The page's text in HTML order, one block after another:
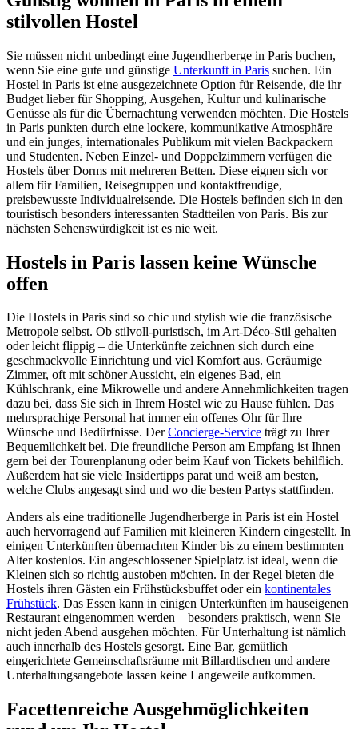
stilvollen Hostel
Sie müssen nicht unbedingt eine Jugendherberge in Paris buchen,
wenn Sie eine gute und günstige Unterkunft in Paris suchen. Ein
Hostel in Paris ist eine ausgezeichnete Option für Reisende, die ihr
Budget lieber für Shopping, Ausgehen, Kultur und kulinarische
Genüsse als für die Übernachtung verwenden möchten. Die Hostels
in Paris punkten durch eine lockere, kommunikative Atmosphäre
und ein junges, internationales Publikum mit vielen Backpackern
und Studenten. Neben Einzel- und Doppelzimmern verfügen die
Hostels über Dorms mit mehreren Betten. Diese eignen sich vor
allem für Familien, Reisegruppen und kontaktfreudige,
preisbewusste Individualreisende. Die Hostels befinden sich in den
touristisch besonders interessanten Stadtteilen von Paris. Bis zur
nächsten Sehenswürdigkeit ist es nie weit.
Hostels in Paris lassen keine Wünsche
offen
Die Hostels in Paris sind so chic und stylish wie die französische
Metropole selbst. Ob stilvoll-puristisch, im Art-Déco-Stil gehalten
oder leicht flippig – die Unterkünfte zeichnen sich durch eine
geschmackvolle Einrichtung und viel Komfort aus. Geräumige
Zimmer, oft mit schöner Aussicht, ein eigenes Bad, ein
Kühlschrank, eine Mikrowelle und andere Annehmlichkeiten tragen
dazu bei, dass Sie sich in Ihrem Hostel wie zu Hause fühlen. Das
mehrsprachige Personal hat immer ein offenes Ohr für Ihre
Wünsche und Bedürfnisse. DerConcierge-Service trägt zu Ihrer
Bequemlichkeit bei. Die freundliche Person am Empfang ist Ihnen
gern bei der Tourenplanung oder beim Kauf von Tickets behilflich.
Außerdem hat sie viele Insidertipps parat und weiß am besten,
welche Clubs angesagt sind und wo die besten Partys stattfinden.
Anders als eine traditionelle Jugendherberge in Paris ist ein Hostel
auch hervorragend auf Familien mit kleineren Kindern eingestellt. In
einigen Unterkünften übernachten Kinder bis zu einem bestimmten
Alter kostenlos. Ein angeschlossener Spielplatz ist ideal, wenn die
Kleinen sich so richtig austoben möchten. In der Regel bieten die
Hostels ihren Gästen ein Frühstücksbuffet oder ein kontinentales
Frühstück. Das Essen kann in einigen Unterkünften im hauseigenen
Restaurant eingenommen werden – besonders praktisch, wenn Sie
nicht jeden Abend ausgehen möchten. Für Unterhaltung ist nämlich
auch innerhalb des Hostels gesorgt. Eine Bar, gemütlich
eingerichtete Gemeinschaftsräume mit Billardtischen und andere
Unterhaltungsangebote lassen keine Langeweile aufkommen.
Facettenreiche Ausgehmöglichkeiten